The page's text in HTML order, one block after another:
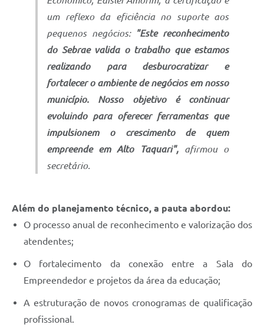
um reflexo da eficiência no suporte aos
pequenos negócios: "Este reconhecimento
do Sebrae valida o trabalho que estamos
realizando para desburocratizar e
fortalecer o ambiente de negócios em nosso
município. Nosso objetivo é continuar
evoluindo para oferecer ferramentas que
impulsionem o crescimento de quem
empreende em Alto Taquari", afirmou o
secretário.
Além do planejamento técnico, a pauta abordou:
O processo anual de reconhecimento e valorização dos
atendentes;
O fortalecimento da conexão entre a Sala do
Empreendedor e projetos da área da educação;
A estruturação de novos cronogramas de qualificação
profissional.